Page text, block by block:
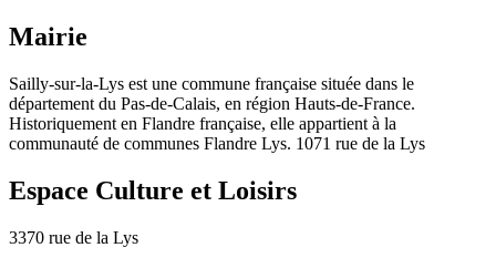
Mairie
Sailly-sur-la-Lys est une commune française située dans le
département du Pas-de-Calais, en région Hauts-de-France.
Historiquement en Flandre française, elle appartient à la
communauté de communes Flandre Lys. 1071 rue de la Lys
Espace Culture et Loisirs
3370 rue de la Lys